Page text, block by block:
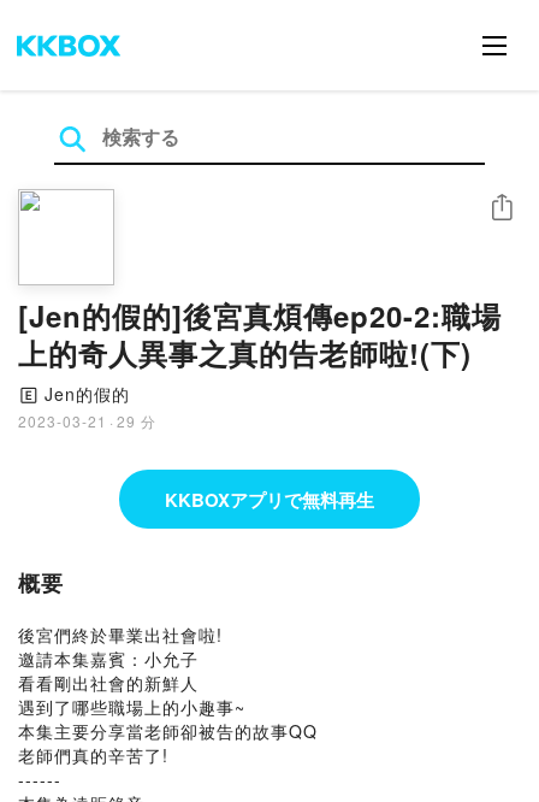
[Jen的假的]後宮真煩傳ep20-2:職場
上的奇人異事之真的告老師啦!(下)
🄴 Jen的假的
2023-03-21 · 29 分
シェア
KKBOXアプリで無料再生
概要
後宮們終於畢業出社會啦!
邀請本集嘉賓：小允子
看看剛出社會的新鮮人
遇到了哪些職場上的小趣事~
本集主要分享當老師卻被告的故事QQ
老師們真的辛苦了!
------